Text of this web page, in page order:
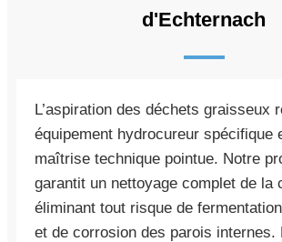
d'Echternach
L’aspiration des déchets graisseux
équipement hydrocureur spécifique
maîtrise technique pointue. Notre
garantit un nettoyage complet de la
éliminant tout risque de
et de corrosion des parois internes.